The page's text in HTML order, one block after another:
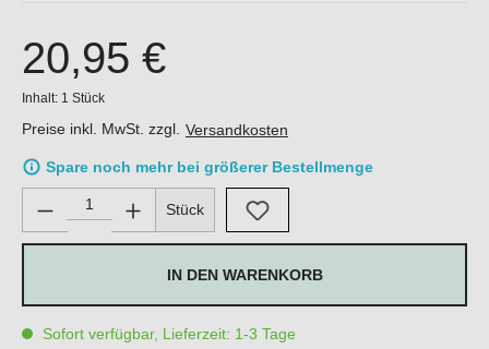
20,95 €
Inhalt: 1 Stück
Preise inkl. MwSt. zzgl. Versandkosten
Spare noch mehr bei größerer Bestellmenge
Produkt Anzahl: Gib den gewünschten Wert ein oder
Stück
IN DEN WARENKORB
Sofort verfügbar, Lieferzeit: 1-3 Tage